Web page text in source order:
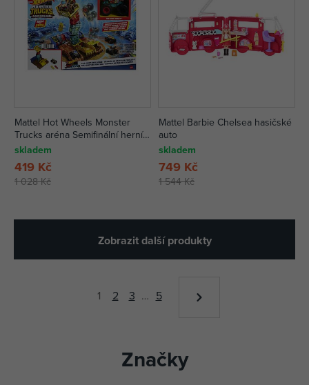
Mattel Hot Wheels Monster
Trucks aréna Semifinální herní
set, více druhů
skladem
1 028 Kč
419 Kč
Mattel Barbie Chelsea hasičské
auto
skladem
1 544 Kč
749 Kč
Zobrazit další produkty
1 2 3 … 5
Značky